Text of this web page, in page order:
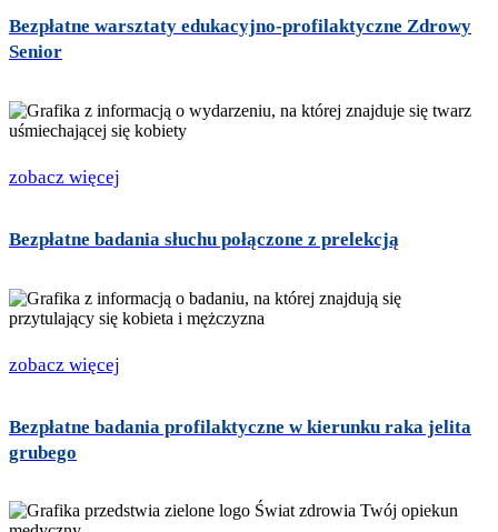
Bezpłatne warsztaty edukacyjno-profilaktyczne Zdrowy
Senior
zobacz więcej
Bezpłatne badania słuchu połączone z prelekcją
zobacz więcej
Bezpłatne badania profilaktyczne w kierunku raka jelita
grubego